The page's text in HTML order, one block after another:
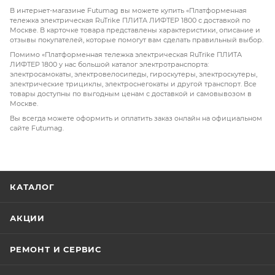
В интернет-магазине Futumag вы можете купить «Платформенная
тележка электрическая RuTrike ПЛИТА ЛИФТЕР 1800 с доставкой по
Москве. В карточке товара представлены характеристики, описание и
отзывы покупателей, которые помогут вам сделать правильный выбор.
Помимо «Платформенная тележка электрическая RuTrike ПЛИТА
ЛИФТЕР 1800 у нас большой каталог электротранспорта:
электросамокаты, электровелосипеды, гироскутеры, электроскутеры,
электрические трициклы, электроснегокаты и другой транспорт. Все
товары доступны по выгодным ценам с доставкой и самовывозом в
Москве.
Вы всегда можете оформить и оплатить заказ онлайн на официальном
сайте Futumag.
КАТАЛОГ
АКЦИИ
РЕМОНТ И СЕРВИС